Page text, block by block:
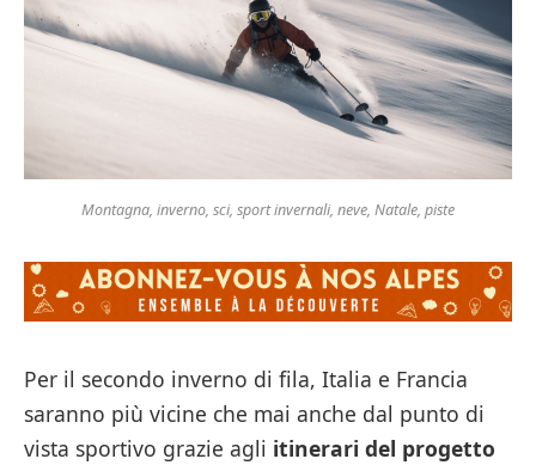
Montagna, inverno, sci, sport invernali, neve, Natale, piste
Per il secondo inverno di fila, Italia e Francia
saranno più vicine che mai anche dal punto di
vista sportivo grazie agli itinerari del progetto